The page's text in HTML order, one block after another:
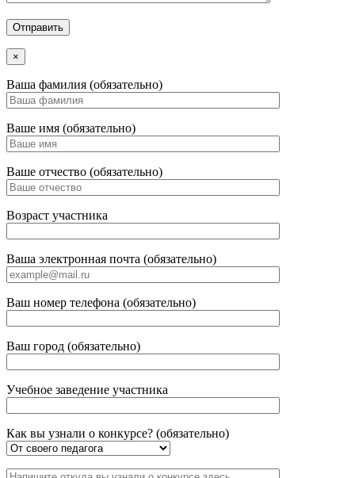
×
Ваша фамилия (обязательно)
Ваше имя (обязательно)
Ваше отчество (обязательно)
Возраст участника
Ваша электронная почта (обязательно)
Ваш номер телефона (обязательно)
Ваш город (обязательно)
Учебное заведение участника
Как вы узнали о конкурсе? (обязательно)